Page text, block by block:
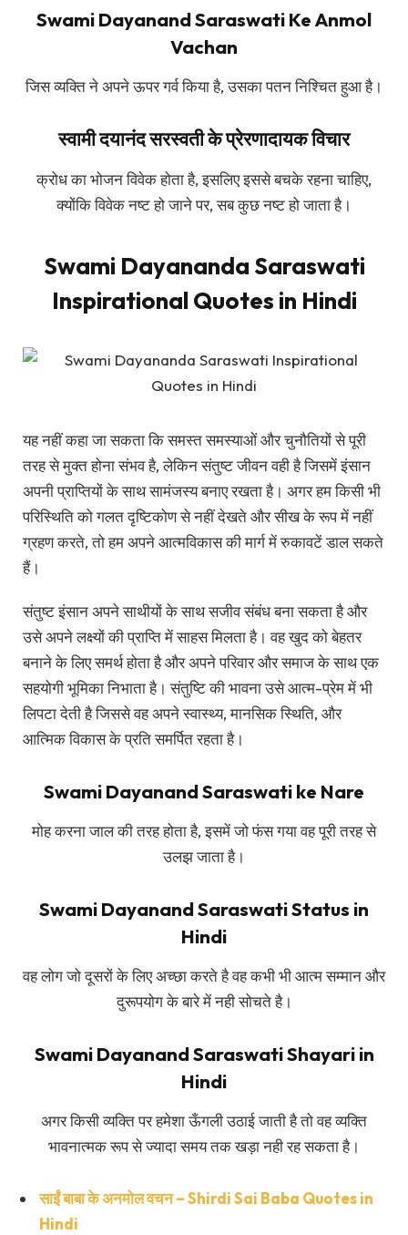
Swami Dayanand Saraswati Ke Anmol
Vachan
जिस व्यक्ति ने अपने ऊपर गर्व किया है, उसका पतन निश्चित हुआ है।
स्वामी दयानंद सरस्वती के प्रेरणादायक विचार
क्रोध का भोजन विवेक होता है, इसलिए इससे बचके रहना चाहिए,
क्योंकि विवेक नष्ट हो जाने पर, सब कुछ नष्ट हो जाता है।
Swami Dayananda Saraswati
Inspirational Quotes in Hindi
यह नहीं कहा जा सकता कि समस्त समस्याओं और चुनौतियों से पूरी
तरह से मुक्त होना संभव है, लेकिन संतुष्ट जीवन वही है जिसमें इंसान
अपनी प्राप्तियों के साथ सामंजस्य बनाए रखता है। अगर हम किसी भी
परिस्थिति को गलत दृष्टिकोण से नहीं देखते और सीख के रूप में नहीं
ग्रहण करते, तो हम अपने आत्मविकास की मार्ग में रुकावटें डाल सकते
हैं।
संतुष्ट इंसान अपने साथीयों के साथ सजीव संबंध बना सकता है और
उसे अपने लक्ष्यों की प्राप्ति में साहस मिलता है। वह खुद को बेहतर
बनाने के लिए समर्थ होता है और अपने परिवार और समाज के साथ एक
सहयोगी भूमिका निभाता है। संतुष्टि की भावना उसे आत्म-प्रेम में भी
लिपटा देती है जिससे वह अपने स्वास्थ्य, मानसिक स्थिति, और
आत्मिक विकास के प्रति समर्पित रहता है।
Swami Dayanand Saraswati ke Nare
मोह करना जाल की तरह होता है, इसमें जो फंस गया वह पूरी तरह से
उलझ जाता है।
Swami Dayanand Saraswati Status in
Hindi
वह लोग जो दूसरों के लिए अच्छा करते है वह कभी भी आत्म सम्मान और
दुरूपयोग के बारे में नही सोचते है।
Swami Dayanand Saraswati Shayari in
Hindi
अगर किसी व्यक्ति पर हमेशा ऊँगली उठाई जाती है तो वह व्यक्ति
भावनात्मक रूप से ज्यादा समय तक खड़ा नही रह सकता है।
साईं बाबा के अनमोल वचन – Shirdi Sai Baba Quotes in
Hindi